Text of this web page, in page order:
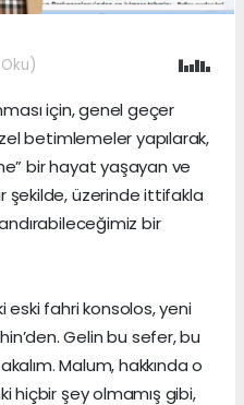
için, genel geçer
betimlemeler yapılarak,
bir hayat yaşayan ve
şekilde, üzerinde ittifakla
bir
fahri konsolos, yeni
Gelin bu sefer, bu
Malum, hakkında o
hiçbir şey olmamış gibi,